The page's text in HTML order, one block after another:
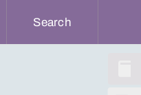
Search